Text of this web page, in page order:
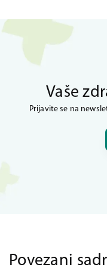
Vaše
Prijavite se na
Povezani